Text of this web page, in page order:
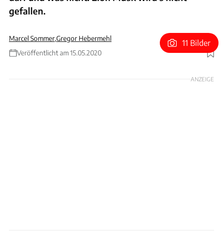
gefallen.
Marcel Sommer,Gregor Hebermehl
Veröffentlicht am 15.05.2020
Foto: Tesla
11 Bilder
ANZEIGE